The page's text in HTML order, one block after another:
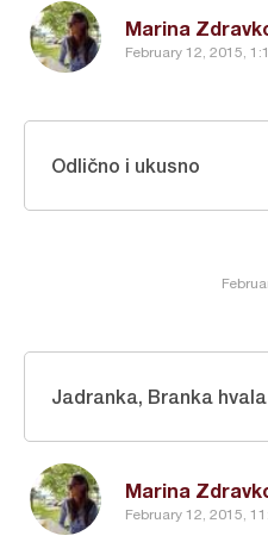
Marina
February 12, 2015,
Odlično i ukusno
Marina
February 12, 2015,
Jadranka, Branka